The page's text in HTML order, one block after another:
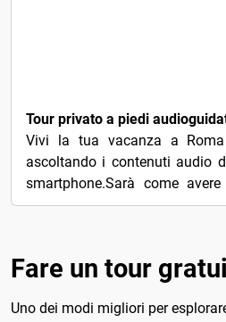
Tour privato a piedi
Vivi la tua vacanza a
ascoltando i contenuti audio
smartphone.Sarà come
guida...
Fare un tour
Uno dei modi migliori per